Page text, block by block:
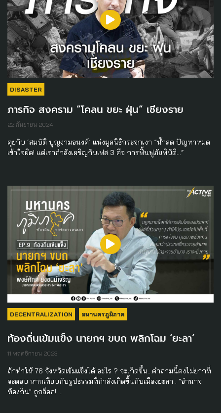
DISASTER
ภารกิจ สงคราม “โคลน ขยะ ฝุ่น“ เชียงราย
22 กันยายน 2024
คุยกับ ‘สมบัติ บุญงามอนงค์’ แห่งมูลนิธิกระจกเงา ”น้ำลด ปัญหาหมด
เข้าใจผิด! แต่เรากำลังเผชิญกับเฟส 3 คือ การฟื้นฟูภัยพิบัติ…“
DECENTRALIZATION มหานครภูมิภาค
ท้องถิ่นเข้มแข็ง นายกฯ ขบถ พลิกโฉม ‘ยะลา’
11 พฤศจิกายน 2023
ถ้าทำให้ 76 จังหวัดเข้มแข็งได้ อะไร ? จะเกิดขึ้น...คำถามนี้คงไม่ยากที่
จะตอบ หากเทียบกับรูปธรรมที่กำลังเกิดขึ้นกับเมืองยะลา . "อำนาจ
ท้องถิ่น" ถูกล็อก! …